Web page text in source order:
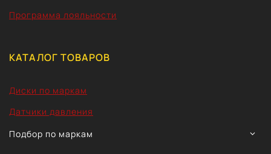
Программа лояльности
КАТАЛОГ ТОВАРОВ
Диски по маркам
Датчики давления
Подбор по маркам